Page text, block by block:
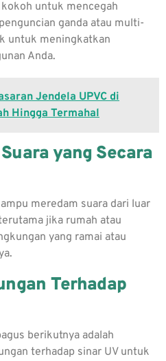
untuk mencegah
ganda atau multi-
untuk meningkatkan
Anda.
Jendela UPVC di
Hingga Termahal
yang Secara
meredam suara dari luar
jika rumah atau
yang ramai atau
Terhadap
berikutnya adalah
terhadap sinar UV untuk